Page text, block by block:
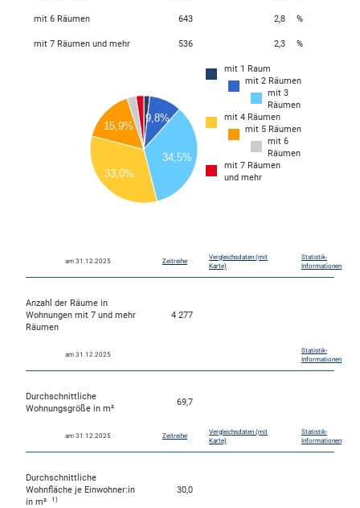
mit 6 Räumen 643 2,8 %
mit 7 Räumen und mehr 536 2,3 %
mit 1 Raum
mit 2 Räumen
mit 3
Räumen
mit 4 Räumen
mit 5 Räumen
mit 6
Räumen
mit 7 Räumen
und mehr
9,8%
34,5%
33,0%
15,9%
am 31.12.2025 Zeitreihe
Vergleichsdaten (mit
Karte)
Statistik-
Informationen
Anzahl der Räume in
Wohnungen mit 7 und mehr
Räumen
4 277
am 31.12.2025
Statistik-
Informationen
Durchschnittliche
Wohnungsgröße in m²
69,7
am 31.12.2025 Zeitreihe
Vergleichsdaten (mit
Karte)
Statistik-
Informationen
Durchschnittliche
Wohnfläche je Einwohner:in
in m² 1)
30,0